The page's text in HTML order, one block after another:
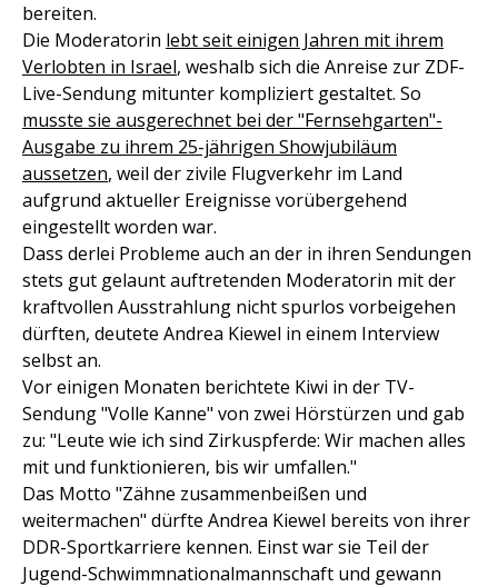
bereiten.
Die Moderatorin lebt seit einigen Jahren mit ihrem
Verlobten in Israel, weshalb sich die Anreise zur ZDF-
Live-Sendung mitunter kompliziert gestaltet. So
musste sie ausgerechnet bei der "Fernsehgarten"-
Ausgabe zu ihrem 25-jährigen Showjubiläum
aussetzen, weil der zivile Flugverkehr im Land
aufgrund aktueller Ereignisse vorübergehend
eingestellt worden war.
Dass derlei Probleme auch an der in ihren Sendungen
stets gut gelaunt auftretenden Moderatorin mit der
kraftvollen Ausstrahlung nicht spurlos vorbeigehen
dürften, deutete Andrea Kiewel in einem Interview
selbst an.
Vor einigen Monaten berichtete Kiwi in der TV-
Sendung "Volle Kanne" von zwei Hörstürzen und gab
zu: "Leute wie ich sind Zirkuspferde: Wir machen alles
mit und funktionieren, bis wir umfallen."
Das Motto "Zähne zusammenbeißen und
weitermachen" dürfte Andrea Kiewel bereits von ihrer
DDR-Sportkarriere kennen. Einst war sie Teil der
Jugend-Schwimmnationalmannschaft und gewann